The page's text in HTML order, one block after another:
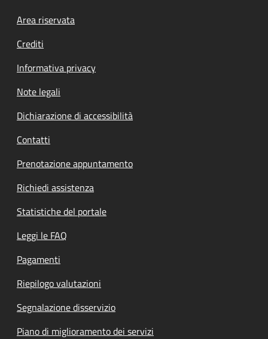
Footer menu
Area riservata
Crediti
Informativa privacy
Note legali
Dichiarazione di accessibilità
Contatti
Prenotazione appuntamento
Richiedi assistenza
Statistiche del portale
Leggi le FAQ
Pagamenti
Riepilogo valutazioni
Segnalazione disservizio
Piano di miglioramento dei servizi